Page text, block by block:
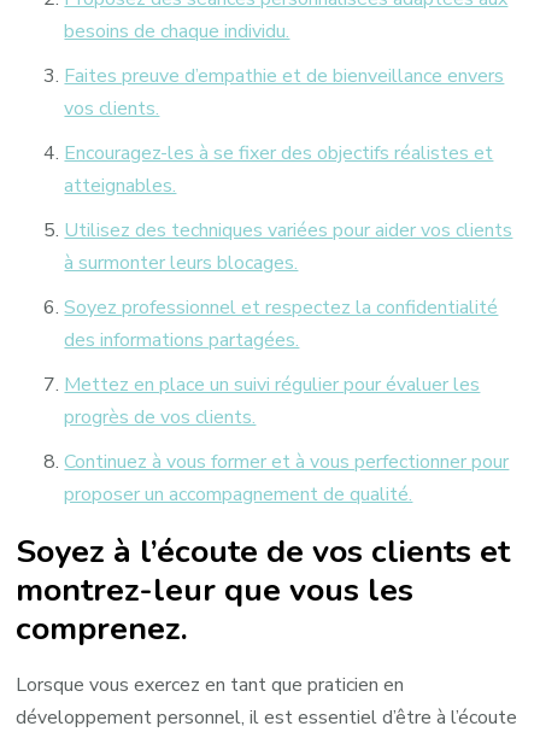
besoins de chaque individu.
Faites preuve d’empathie et de bienveillance envers
vos clients.
Encouragez-les à se fixer des objectifs réalistes et
atteignables.
Utilisez des techniques variées pour aider vos clients
à surmonter leurs blocages.
Soyez professionnel et respectez la confidentialité
des informations partagées.
Mettez en place un suivi régulier pour évaluer les
progrès de vos clients.
Continuez à vous former et à vous perfectionner pour
proposer un accompagnement de qualité.
Soyez à l’écoute de vos clients et
montrez-leur que vous les
comprenez.
Lorsque vous exercez en tant que praticien en
développement personnel, il est essentiel d’être à l’écoute